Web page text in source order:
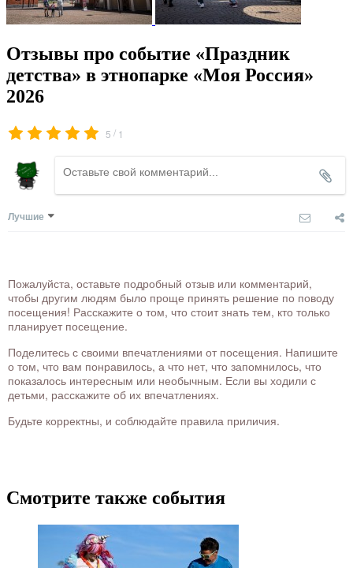
Отзывы про событие «Праздник
детства» в этнопарке «Моя Россия»
2026
5 / 1
Лучшие
Пожалуйста, оставьте подробный отзыв или комментарий,
чтобы другим людям было проще принять решение по поводу
посещения! Расскажите о том, что стоит знать тем, кто только
планирует посещение.
Поделитесь с своими впечатлениями от посещения. Напишите
о том, что вам понравилось, а что нет, что запомнилось, что
показалось интересным или необычным. Если вы ходили с
детьми, расскажите об их впечатлениях.
Будьте корректны, и соблюдайте правила приличия.
Смотрите также события